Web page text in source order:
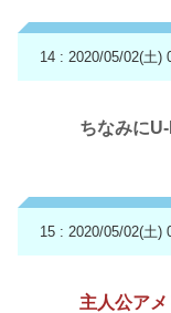
14 : 2020/05/02(土)
ちなみに
15 : 2020/05/02(土)
主人公ア